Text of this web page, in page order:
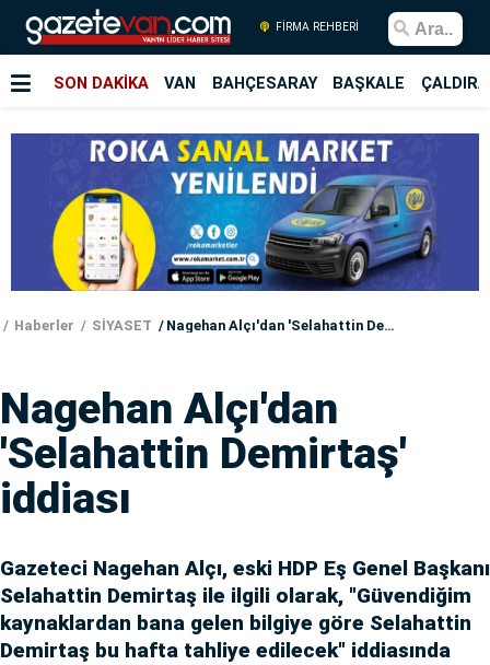
FİRMA REHBERİ
SON DAKİKA VAN BAHÇESARAY BAŞKALE
Haberler SİYASET Nagehan Alçı'dan 'Selahattin Demirtaş' iddiası
Nagehan Alçı'dan
'Selahattin Demirtaş'
iddiası
Gazeteci Nagehan Alçı, eski HDP Eş Genel Başkanı
Selahattin Demirtaş ile ilgili olarak, "Güvendiğim
kaynaklardan bana gelen bilgiye göre Selahattin
Demirtaş bu hafta tahliye edilecek" iddiasında